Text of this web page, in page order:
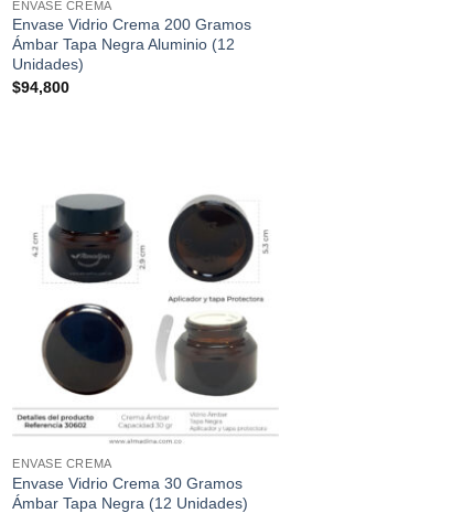
lista de
deseos
ENVASE CREMA
Envase Vidrio Crema 200 Gramos
Ámbar Tapa Negra Aluminio (12
Unidades)
$94,800
Añadir
a la
lista de
deseos
ENVASE CREMA
Envase Vidrio Crema 30 Gramos
Ámbar Tapa Negra (12 Unidades)